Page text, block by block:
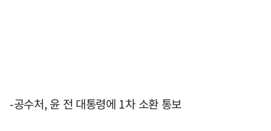
-공수처, 윤 전 대통령에 1차 소환 통보